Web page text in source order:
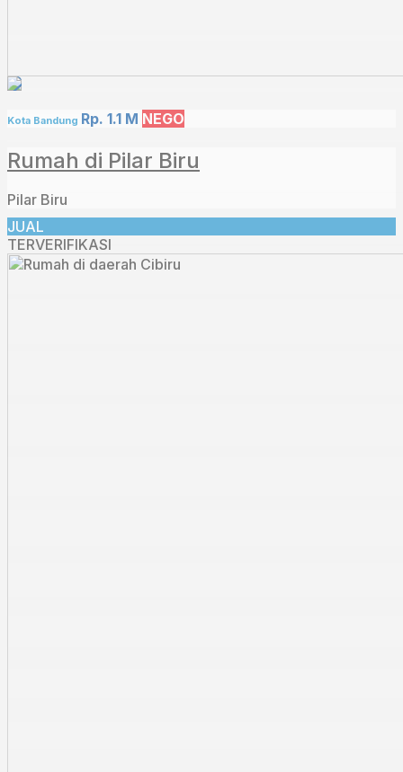
Kota Bandung Rp. 1.1 M NEGO
Rumah di Pilar Biru
Pilar Biru
JUAL
TERVERIFIKASI